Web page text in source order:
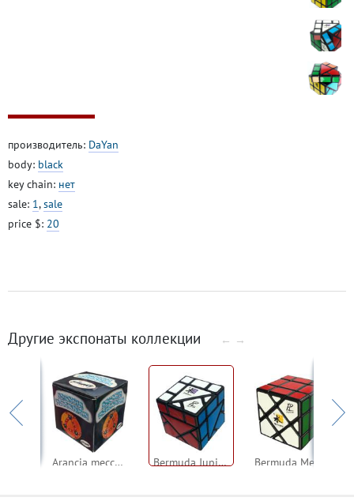
производитель: DaYan
body: black
key chain: нет
sale: 1,sale
price $: 20
Другие экспонаты коллекции ← →
Arancia meccanica Bermuda Jupiter